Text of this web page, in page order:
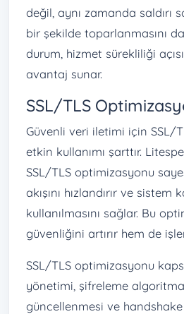
değil, aynı zamanda saldırı
bir şekilde toparlanmasını
durum, hizmet sürekliliği
avantaj sunar.
SSL/TLS
Güvenli veri iletimi için SSL/
etkin kullanımı şarttır.
SSL/TLS optimizasyonu
akışını hızlandırır ve sistem
kullanılmasını sağlar. Bu
güvenliğini artırır hem de
SSL/TLS optimizasyonu
yönetimi, şifreleme
güncellenmesi ve